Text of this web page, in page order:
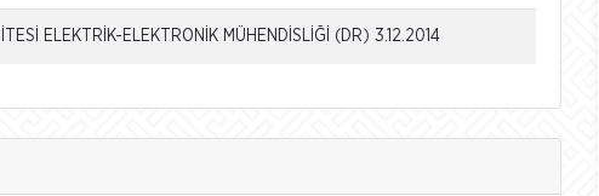
ELEKTRİK-ELEKTRONİK MÜHENDİSLİĞİ (DR) 3.12.2014